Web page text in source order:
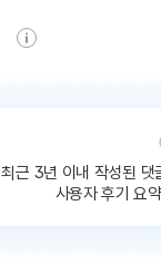
최근 3년 이내 작성된 댓
사용자 후기 요